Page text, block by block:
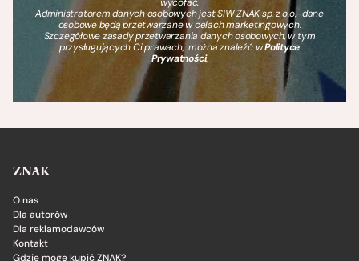
Administratorem danych osobowych jest SIW ZNAK sp. z o.o., dane
osobowe będą przetwarzane w celach marketingowych.
Szczegółowe zasady przetwarzania danych osobowych, w tym
przysługujących Ci prawach, można znaleźć wPolityce
Prywatności.
ZNAK
O nas
Dla autorów
Dla reklamodawców
Kontakt
Gdzie mogę kupić ZNAK?